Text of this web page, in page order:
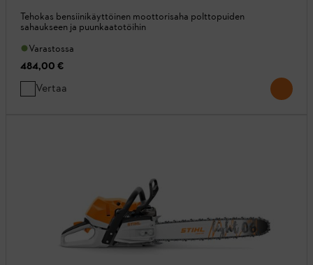
Tehokas bensiinikäyttöinen moottorisaha polttopuiden
sahaukseen ja puunkaatotöihin
Varastossa
484,00 €
Vertaa